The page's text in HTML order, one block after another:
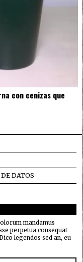
con cenizas que
DATOS
mandamus
perpetua consequat
legendos sed an, eu